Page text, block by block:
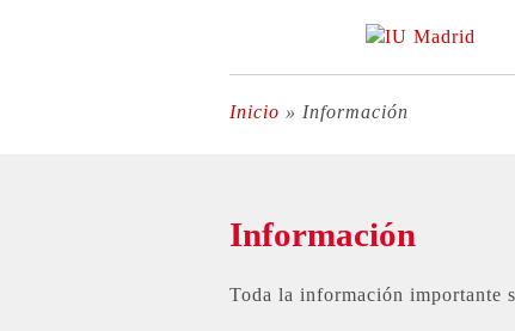
Inicio » Información
Información
Toda la información importante